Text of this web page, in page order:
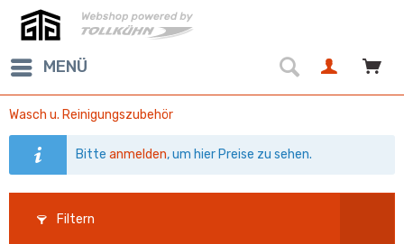
MENÜ
Wasch u. Reinigungszubehör
Bitteanmelden, um hier Preise zu sehen.
Filtern